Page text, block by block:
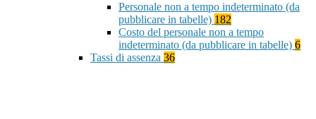
Personale non a tempo indeterminato (da
pubblicare in tabelle) 182
Costo del personale non a tempo
indeterminato (da pubblicare in tabelle) 6
Tassi di assenza 36